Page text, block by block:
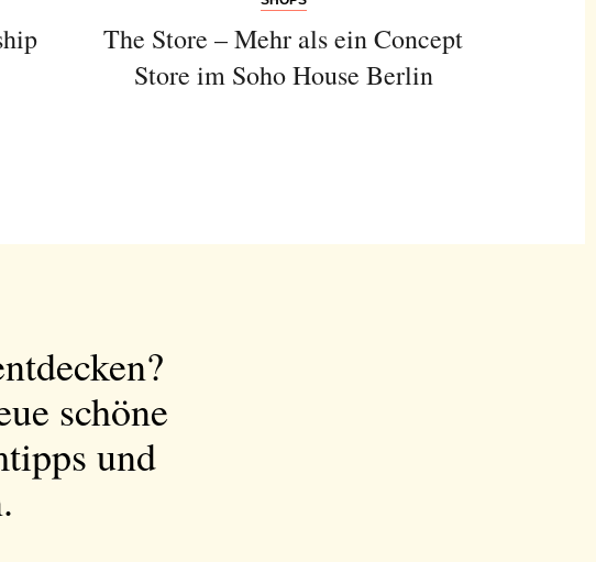
The Store – Mehr als ein Concept
Store im Soho House Berlin
schöne
und